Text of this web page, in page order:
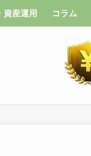
資産運用 コラム